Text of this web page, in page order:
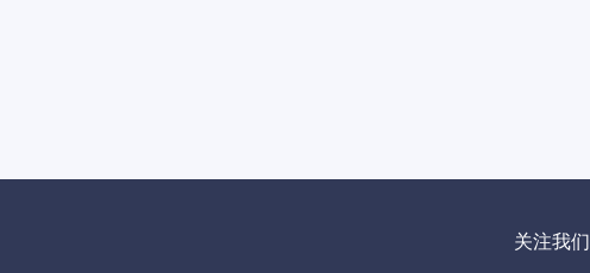
关注我们